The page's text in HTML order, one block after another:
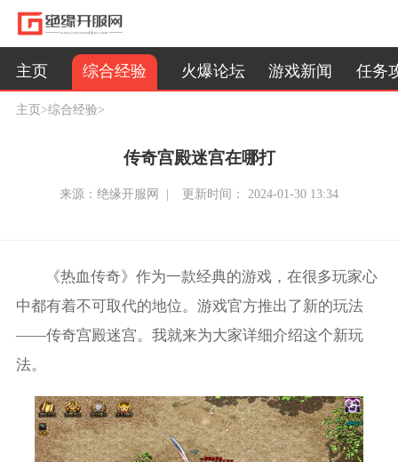
主页 综合经验 火爆论坛 游戏新闻 任务
主页>综合经验>
传奇宫殿迷宫在哪打
来源：绝缘开服网 | 更新时间： 2024-01-30 13:34
《热血传奇》作为一款经典的游戏，在很多玩家心
中都有着不可取代的地位。游戏官方推出了新的玩法
——传奇宫殿迷宫。我就来为大家详细介绍这个新玩
法。